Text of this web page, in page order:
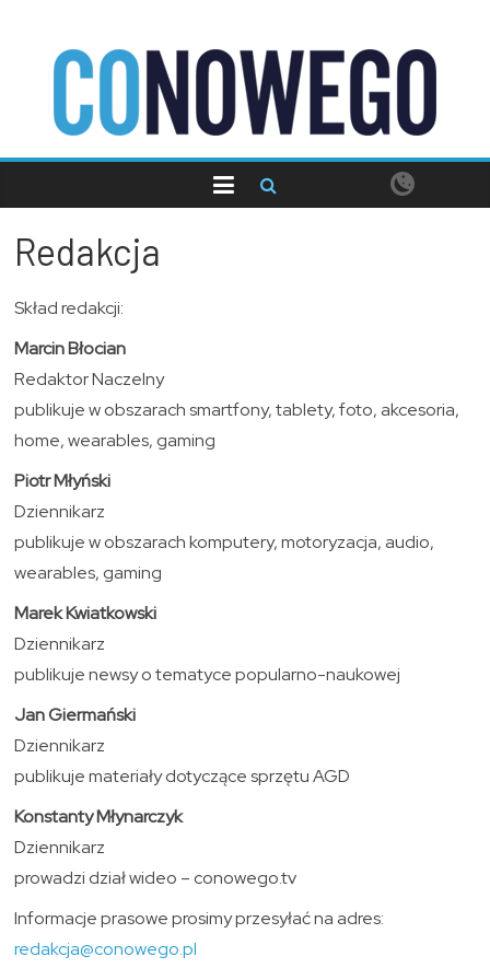
content
CoNowego.pl
Redakcja
Skład redakcji:
Marcin Błocian
Redaktor Naczelny
publikuje w obszarach smartfony, tablety, foto, akcesoria,
home, wearables, gaming
Piotr Młyński
Dziennikarz
publikuje w obszarach komputery, motoryzacja, audio,
wearables, gaming
Marek Kwiatkowski
Dziennikarz
publikuje newsy o tematyce popularno-naukowej
Jan Giermański
Dziennikarz
publikuje materiały dotyczące sprzętu AGD
Konstanty Młynarczyk
Dziennikarz
prowadzi dział wideo – conowego.tv
Informacje prasowe prosimy przesyłać na adres:
redakcja@conowego.pl